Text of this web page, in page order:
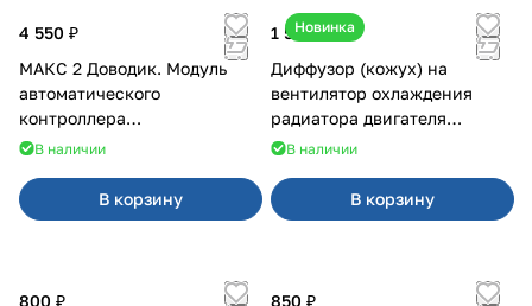
4 550 ₽
МАКС 2 Доводик. Модуль
автоматического
контроллера
стеклоподъемников для
В наличии
В корзину
Новинка
1 500 ₽
Диффузор (кожух) на
вентилятор охлаждения
радиатора двигателя
Приора 2170 Panasonic
В наличии
В корзину
800 ₽
850 ₽